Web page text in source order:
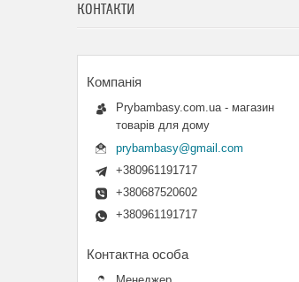
КОНТАКТИ
Prybambasy.com.ua - магазин
товарів для дому
prybambasy@gmail.com
+380961191717
+380687520602
+380961191717